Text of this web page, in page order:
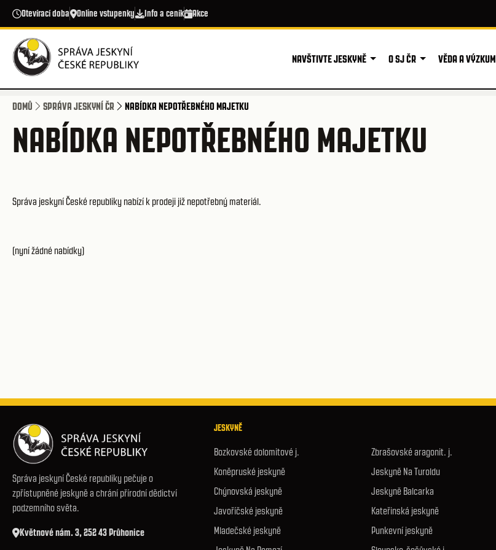
Přejít k hlavnímu obsahu
Otevírací doba Online vstupenky Info a ceník Akce
NAVŠTIVTE JESKYNĚ O SJ ČR VĚDA A VÝZKUM
DOMŮ SPRÁVA JESKYNÍ ČR NABÍDKA NEPOTŘEBNÉHO MAJETKU
NABÍDKA NEPOTŘEBNÉHO MAJETKU
Správa jeskyní České republiky nabízí k prodeji již nepotřebný materiál.
(nyní žádné nabídky)
Správa jeskyní České republiky pečuje o
zpřístupněné jeskyně a chrání přírodní dědictví
podzemního světa.
Květnové nám. 3, 252 43 Průhonice
JESKYNĚ
Bozkovské dolomitové j.
Koněpruské jeskyně
Chýnovská jeskyně
Javoříčské jeskyně
Mladečské jeskyně
Zbrašovské aragonit. j.
Jeskyně Na Turoldu
Jeskyně Balcarka
Kateřinská jeskyně
Punkevní jeskyně